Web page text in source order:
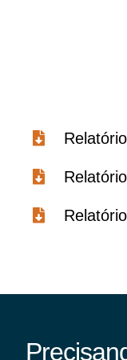
Turismo